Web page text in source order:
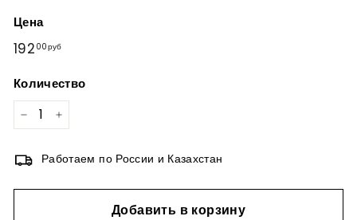
Цена
Обычная
192 00руб
Количество
Работаем по России и Казахстан
Добавить в корзину